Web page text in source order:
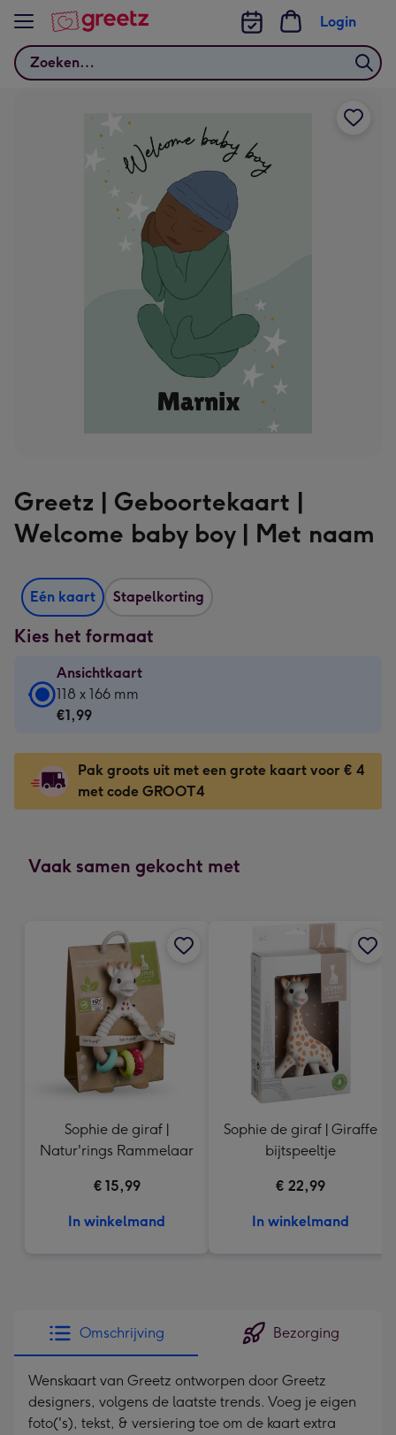
Bekijk meer
Zoeken
Login
Greetz | Geboortekaart |
Welcome baby boy | Met naam
Eén kaart Stapelkorting
Kies het formaat
Ansichtkaart
Ansichtkaart
-
-
118
x
-
166
mm
118 x 166 mm
€1,99
Pak groots uit met een grote kaart voor € 4
met code GROOT4
Vaak samen gekocht met
Sophie de giraf |
Natur'rings Rammelaar
€ 15,99
In winkelmand
Sophie de giraf | Giraffe
bijtspeeltje
€ 22,99
In winkelmand
Omschrijving Bezorging
Wenskaart van Greetz ontworpen door Greetz
designers, volgens de laatste trends. Voeg je eigen
foto('s), tekst, & versiering toe om de kaart extra